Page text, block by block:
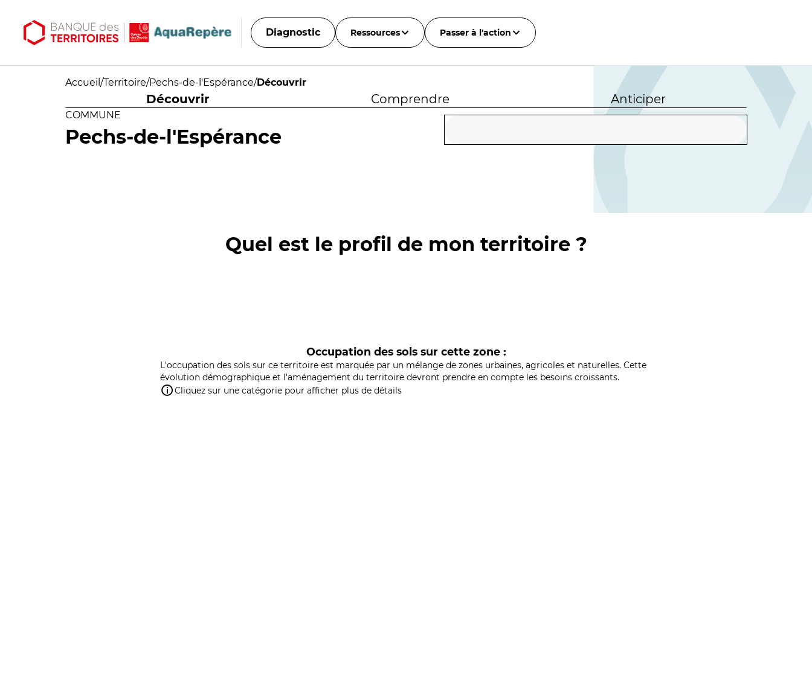
Diagnostic Ressources Passer à l'action
Accueil /Territoire/Pechs-de-l'Espérance/Découvrir
Découvrir Comprendre Anticiper
COMMUNE
Pechs-de-l'Espérance
Quel est le profil de mon territoire ?
Occupation des sols sur cette zone :
L'occupation des sols sur ce territoire est marquée par un mélange de zones urbaines, agricoles et naturelles. Cette
évolution démographique et l'aménagement du territoire devront prendre en compte les besoins croissants.
Cliquez sur une catégorie pour afficher plus de détails